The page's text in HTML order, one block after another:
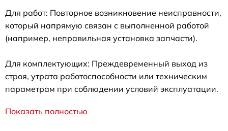
Для работ: Повторное возникновение неисправности,
который напрямую связан с выполненной работой
(например, неправильная установка запчасти).
Для комплектующих: Преждевременный выход из
строя, утрата работоспособности или техническим
параметрам при соблюдении условий эксплуатации.
Показать полностью